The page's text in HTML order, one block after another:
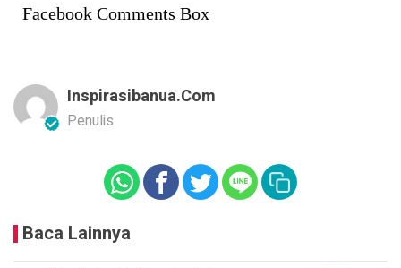
Facebook Comments Box
Inspirasibanua.com
Penulis
Baca Lainnya